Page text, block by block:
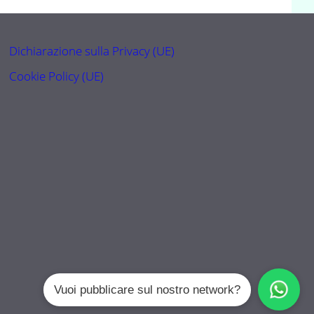
Dichiarazione sulla Privacy (UE)
Cookie Policy (UE)
Vuoi pubblicare sul nostro network?